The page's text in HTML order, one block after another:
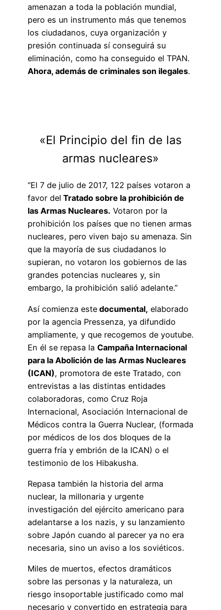
amenazan a toda la población mundial,
pero es un instrumento más que tenemos
los ciudadanos, cuya organización y
presión continuada sí conseguirá su
eliminación, como ha conseguido el TPAN.
Ahora, además de criminales son ilegales.
«El Principio del fin de las
armas nucleares»
“El 7 de julio de 2017, 122 países votaron a
favor del Tratado sobre la prohibición de
las Armas Nucleares. Votaron por la
prohibición los países que no tienen armas
nucleares, pero viven bajo su amenaza. Sin
que la mayoría de sus ciudadanos lo
supieran, no votaron los gobiernos de las
grandes potencias nucleares y, sin
embargo, la prohibición salió adelante.”
Así comienza este documental, elaborado
por la agencia Pressenza, ya difundido
ampliamente, y que recogemos de youtube.
En él se repasa la Campaña Internacional
para la Abolición de las Armas Nucleares
(ICAN), promotora de este Tratado, con
entrevistas a las distintas entidades
colaboradoras, como Cruz Roja
Internacional, Asociación Internacional de
Médicos contra la Guerra Nuclear, (formada
por médicos de los dos bloques de la
guerra fría y embrión de la ICAN) o el
testimonio de los Hibakusha.
Repasa también la historia del arma
nuclear, la millonaria y urgente
investigación del ejército americano para
adelantarse a los nazis, y su lanzamiento
sobre Japón cuando al parecer ya no era
necesaria, sino un aviso a los soviéticos.
Miles de muertos, efectos dramáticos
sobre las personas y la naturaleza, un
riesgo insoportable justificado como mal
necesario y convertido en estrategia para